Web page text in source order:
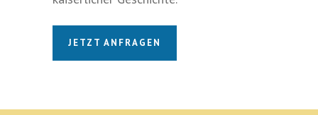
JETZT ANFRAGEN